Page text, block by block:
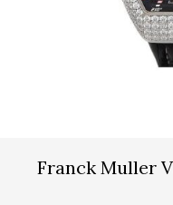
Franck Muller